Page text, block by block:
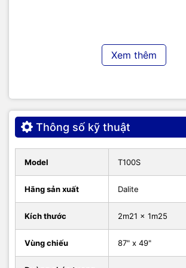
Màn chiếu xám tương phản cao Tab
được thiết kế với tỷ lệ 16:9 là tỷ lệ phổ
dung video, phim ảnh. Vì vậy, sản phẩm
kết hợp với máy chiếu chuyên dụng
Cinema tỷ lệ 16:9 hoặc 16:10. Hình ảnh
giúp trải nghiệm xem của người dùng là
Xem thêm
Thông số kỹ thuật
Model T100S
Hãng sản xuất Dalite
Kích thước 2m21 x 1m25
Vùng chiếu 87" x 49"